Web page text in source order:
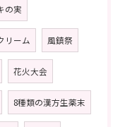
の実
リーム 風鎮祭
花火大会
8種類の漢方生薬末